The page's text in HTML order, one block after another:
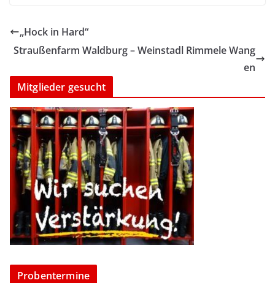
„Hock in Hard“
Straußenfarm Waldburg – Weinstadl Rimmele Wang
en
Mitglieder gesucht
Probentermine